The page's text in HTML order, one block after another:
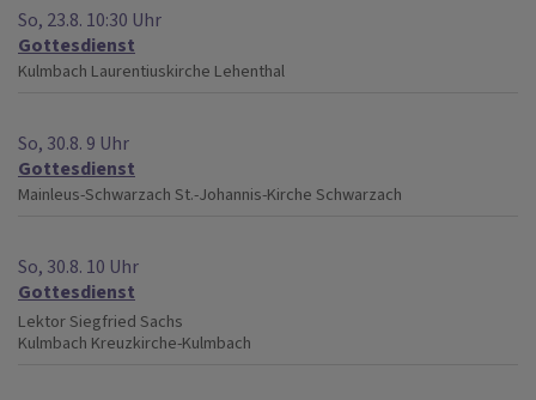
So, 23.8. 10:30 Uhr
Gottesdienst
Kulmbach Laurentiuskirche Lehenthal
So, 30.8. 9 Uhr
Gottesdienst
Mainleus-Schwarzach St.-Johannis-Kirche Schwarzach
So, 30.8. 10 Uhr
Gottesdienst
Lektor Siegfried Sachs
Kulmbach Kreuzkirche-Kulmbach